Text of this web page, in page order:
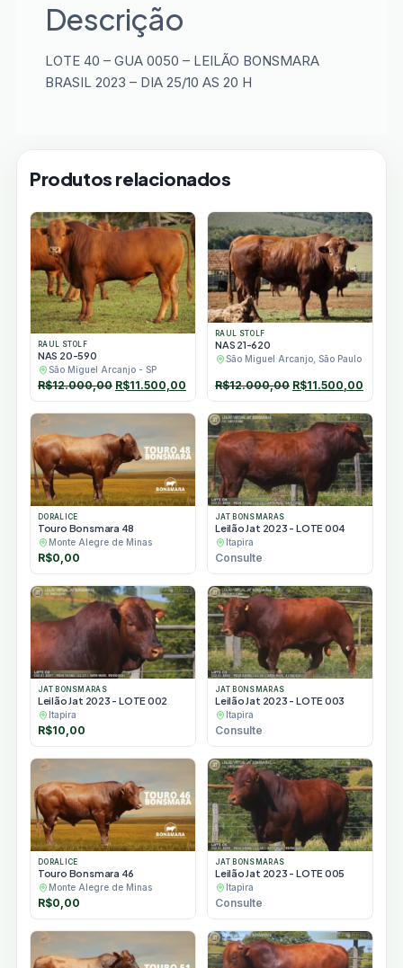
Descrição
LOTE 40 – GUA 0050 – LEILÃO BONSMARA
BRASIL 2023 – DIA 25/10 AS 20 H
Produtos relacionados
RAUL STOLF
NAS 20-590
São Miguel Arcanjo - SP
R$12.000,00 O
original
era:
R$12.000,00.
R$11.500,00O
atual
R$11.500,00.
RAUL STOLF
NAS 21-620
São Miguel Arcanjo, São Paulo
R$12.000,00 O
original
era:
R$12.000,00.
R$11.500,00
atual
é:
DORALICE
Touro Bonsmara 48
Monte Alegre de Minas
R$0,00
JAT BONSMARAS
Leilão Jat 2023 - LOTE 004
Itapira
Consulte
JAT BONSMARAS
Leilão Jat 2023 - LOTE 002
Itapira
R$10,00
JAT BONSMARAS
Leilão Jat 2023 - LOTE 003
Itapira
Consulte
DORALICE
Touro Bonsmara 46
Monte Alegre de Minas
R$0,00
JAT BONSMARAS
Leilão Jat 2023 - LOTE 005
Itapira
Consulte